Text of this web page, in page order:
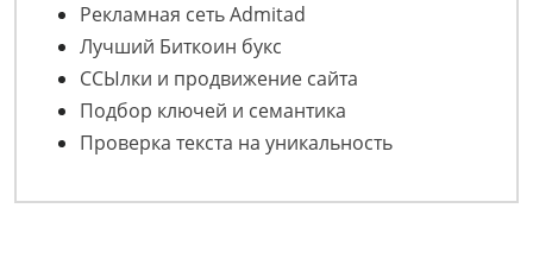
Рекламная сеть Admitad
Лучший Биткоин букс
ССЫлки и продвижение сайта
Подбор ключей и семантика
Проверка текста на уникальность